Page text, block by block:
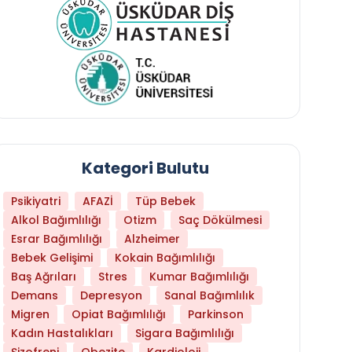
Daha Az Protein Tüketmek Yaşlanmayı
Kategori Bulutu
Psikiyatri AFAZİ
Tüp Bebek
Alkol Bağımlılığı
Otizm
Saç Dökülmesi
Esrar Bağımlılığı
Alzheimer
Bebek Gelişimi
Kokain Bağımlılığı
Baş Ağrıları
Stres
Kumar Bağımlılığı
Demans
Depresyon
Sanal Bağımlılık
Migren
Opiat Bağımlılığı
Parkinson
Kadın Hastalıkları
Sigara Bağımlılığı